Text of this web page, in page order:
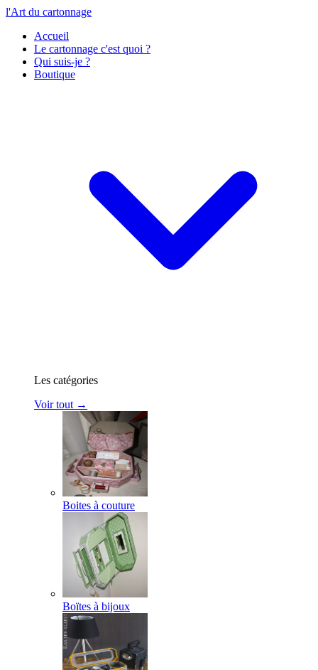
l'Art du cartonnage
Accueil
Le cartonnage c'est quoi ?
Qui suis-je ?
Boutique
Les catégories
Voir tout →
Boites à couture
Boïtes à bijoux